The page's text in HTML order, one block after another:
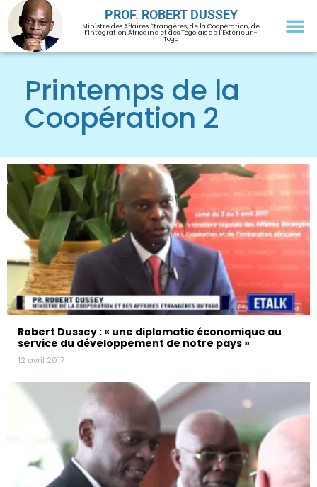
PROF. ROBERT DUSSEY
Ministre des Affaires Étrangères, de la Coopération, de
l’Intégration Africaine et des Togolais de l’Extérieur -
Togo
Printemps de la
Coopération 2
Robert Dussey : « une diplomatie économique au
service du développement de notre pays »
12 avril 2017